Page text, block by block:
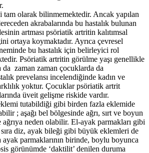
tam olarak bilinmemektedir. Ancak yapılan
akrabalarında bu hastalık bulunan
artması psöriatik artritin kalıtımsal
ortaya koymaktadır. Ayrıca çevresel
bu hastalık için belirleyici rol
Psöriatik artritin görülme yaşı genellikle
da zaman zaman çocuklarda da
prevelansı incelendiğinde kadın ve
yoktur. Çocuklar psöriatik artrit
üveit gelişme riskide vardır.
tutabildiği gibi birden fazla eklemide
; aşağı bel bölgesinde ağrı, sırt ve boyun
ağrıya neden olabilir. El-ayak parmakları gibi
diz, ayak bileği gibi büyük eklemleri de
parmaklarının birinde, boylu boyunca
görünümde ‘daktilit’ denilen duruma